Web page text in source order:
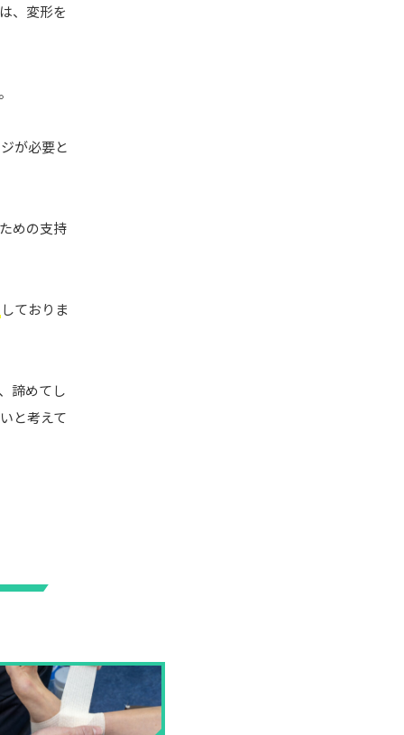
、変形を
が必要と
めの支持
しておりま
諦めてし
と考えて